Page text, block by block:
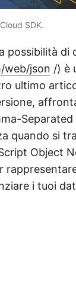
SDK.
possibilità di
web/json /) è
ultimo
Separated
quando si
Object
i tuoi